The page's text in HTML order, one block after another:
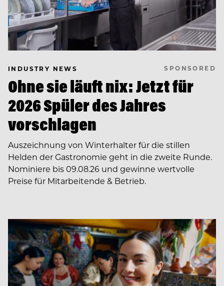
INDUSTRY NEWS SPONSORED
Ohne sie läuft nix: Jetzt für
2026 Spüler des Jahres
vorschlagen
Auszeichnung von Winterhalter für die stillen
Helden der Gastronomie geht in die zweite Runde.
Nominiere bis 09.08.26 und gewinne wertvolle
Preise für Mitarbeitende & Betrieb.